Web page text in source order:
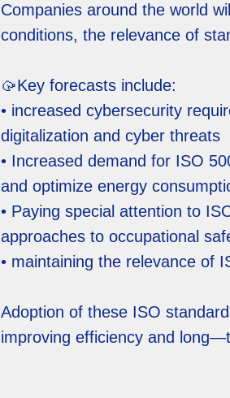
Companies around the world
conditions, the relevance of
🥠Key forecasts include:
• increased cybersecurity
digitalization and cyber threats
• Increased demand for ISO
and optimize energy
• Paying special attention to
approaches to occupational
• maintaining the relevance of
Adoption of these ISO
improving efficiency and